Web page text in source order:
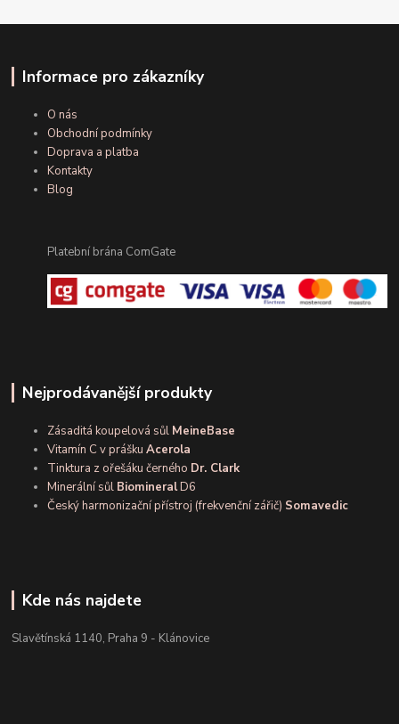
Informace pro zákazníky
O nás
Obchodní podmínky
Doprava a platba
Kontakty
Blog
Platební brána ComGate
Nejprodávanější produkty
Zásaditá koupelová sůl MeineBase
Vitamín C v práškuAcerola
Tinktura z ořešáku černého Dr. Clark
Minerální sůl BiomineralD6
Český harmonizační přístroj (frekvenční zářič) Somavedic
Kde nás najdete
Slavětínská 1140, Praha 9 - Klánovice